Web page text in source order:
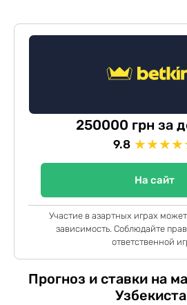
250000 грн за
9.8 ★★★★
На сайт
Участие в азартных играх
зависимость. Соблюдайте
ответственной
Прогноз и ставки на